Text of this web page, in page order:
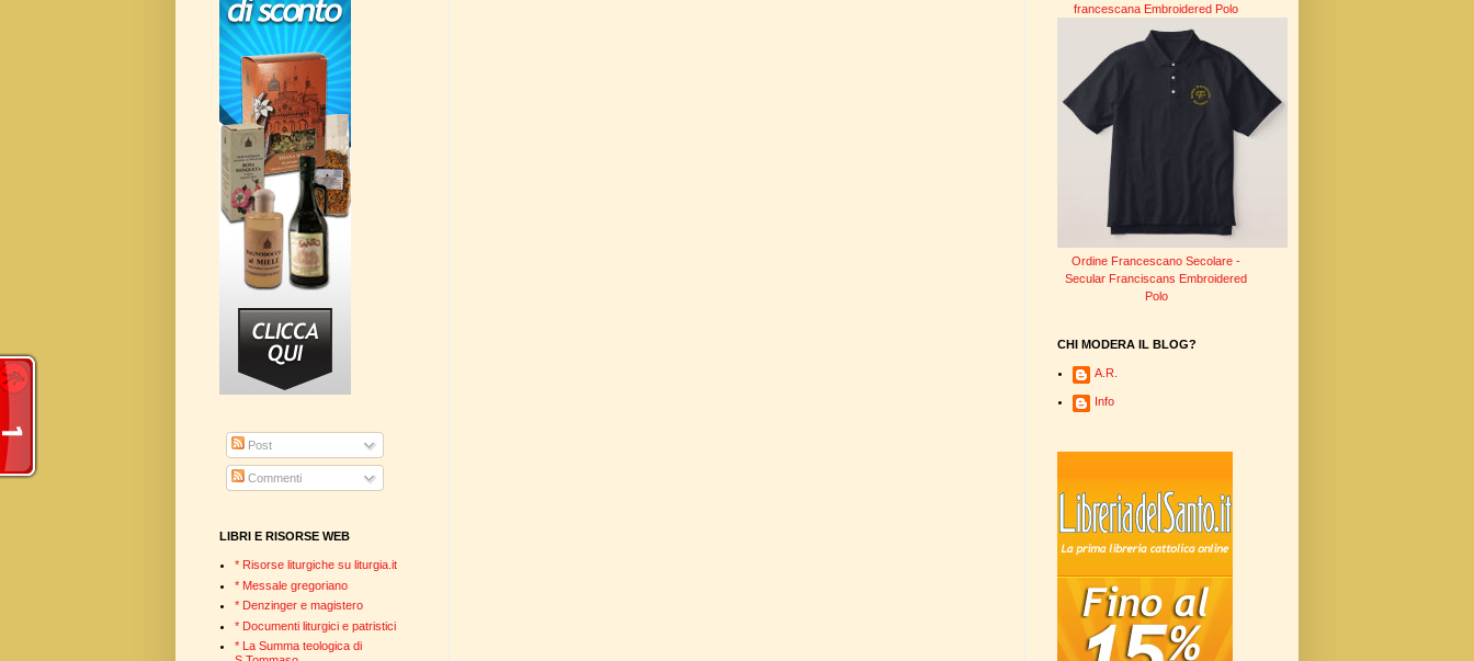
Post
Commenti
LIBRI E RISORSE WEB
* Risorse liturgiche su liturgia.it
* Messale gregoriano
* Denzinger e magistero
* Documenti liturgici e patristici
* La Summa teologica di
francescana Embroidered Polo
Ordine Francescano Secolare -
Secular Franciscans Embroidered
Polo
CHI MODERA IL BLOG?
A.R.
Info